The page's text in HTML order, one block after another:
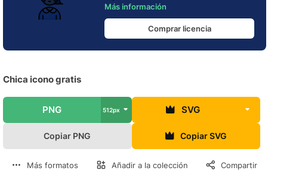
Más información
Comprar licencia
Chica icono gratis
PNG 512px SVG
Copiar PNG Copiar SVG
Más formatos Añadir a la colección Compartir